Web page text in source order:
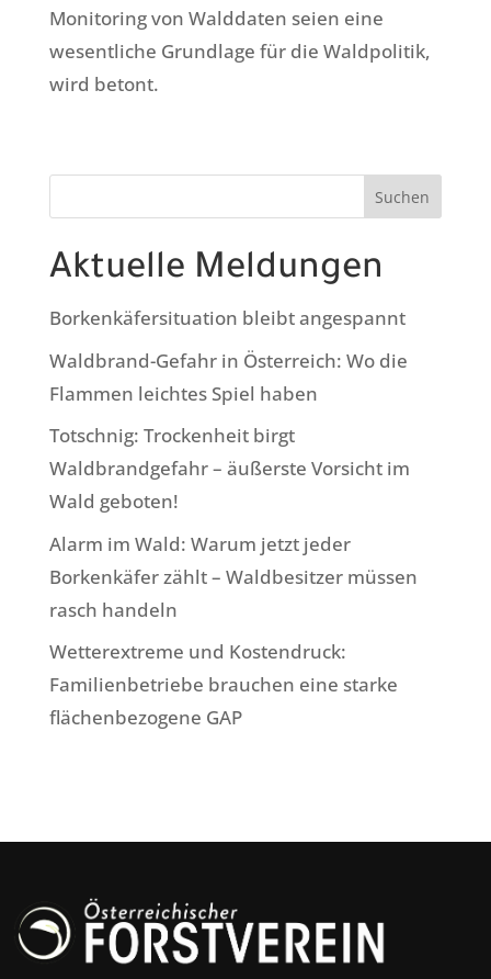
Monitoring von Walddaten seien eine
wesentliche Grundlage für die Waldpolitik,
wird betont.
Suchen
Aktuelle Meldungen
Borkenkäfersituation bleibt angespannt
Waldbrand-Gefahr in Österreich: Wo die
Flammen leichtes Spiel haben
Totschnig: Trockenheit birgt
Waldbrandgefahr – äußerste Vorsicht im
Wald geboten!
Alarm im Wald: Warum jetzt jeder
Borkenkäfer zählt – Waldbesitzer müssen
rasch handeln
Wetterextreme und Kostendruck:
Familienbetriebe brauchen eine starke
flächenbezogene GAP